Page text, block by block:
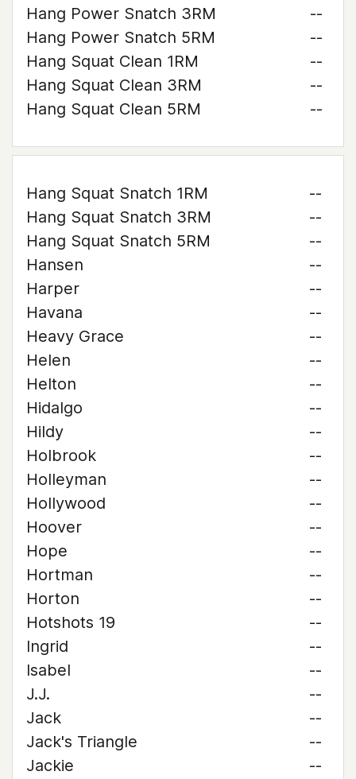
Hang Power Snatch 3RM
--
Hang Power Snatch 5RM
--
Hang Squat Clean 1RM
--
Hang Squat Clean 3RM
--
Hang Squat Clean 5RM
--
Hang Squat Snatch 1RM
--
Hang Squat Snatch 3RM
--
Hang Squat Snatch 5RM
--
Hansen
--
Harper
--
Havana
--
Heavy Grace
--
Helen
--
Helton
--
Hidalgo
--
Hildy
--
Holbrook
--
Holleyman
--
Hollywood
--
Hoover
--
Hope
--
Hortman
--
Horton
--
Hotshots 19
--
Ingrid
--
Isabel
--
J.J.
--
Jack
--
Jack's Triangle
--
Jackie
--